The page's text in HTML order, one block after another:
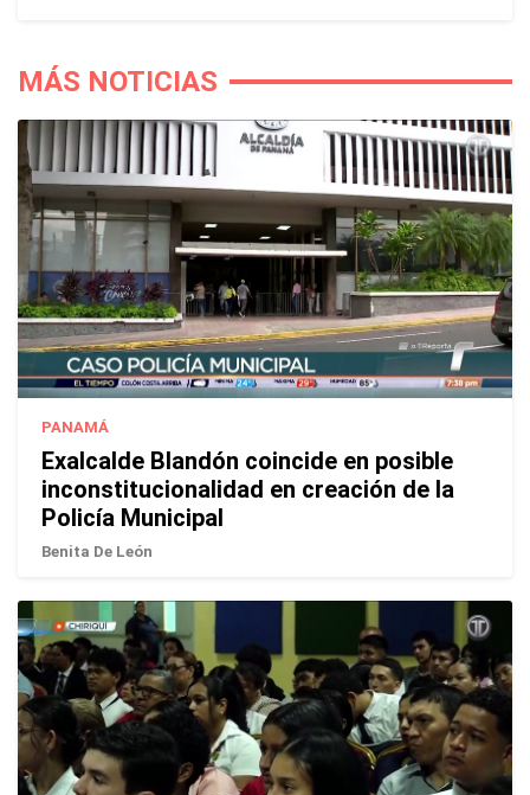
MÁS NOTICIAS
PANAMÁ
Exalcalde Blandón coincide en posible
inconstitucionalidad en creación de la
Policía Municipal
Benita De León